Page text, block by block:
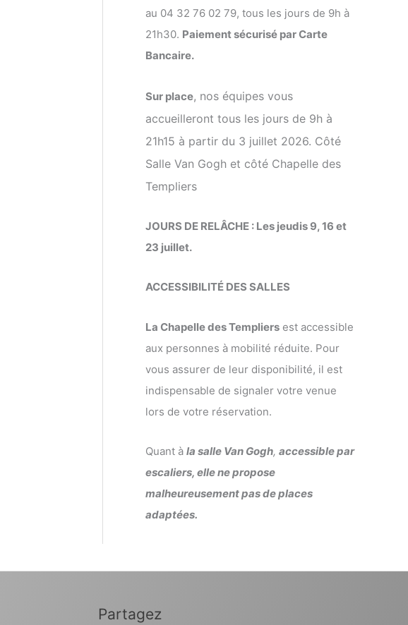
au 04 32 76 02 79, tous les jours de 9h à
21h30. Paiement sécurisé par Carte
Bancaire.
Sur place, nos équipes vous
accueilleront tous les jours de 9h à
21h15 à partir du 3 juillet 2026. Côté
Salle Van Gogh et côté Chapelle des
Templiers
JOURS DE RELÂCHE : Les jeudis 9, 16 et
23 juillet.
ACCESSIBILITÉ DES SALLES
La Chapelle des Templiers est accessible
aux personnes à mobilité réduite. Pour
vous assurer de leur disponibilité, il est
indispensable de signaler votre venue
lors de votre réservation.
Quant à la salle Van Gogh, accessible par
escaliers, elle ne propose
malheureusement pas de places
adaptées.
Partagez